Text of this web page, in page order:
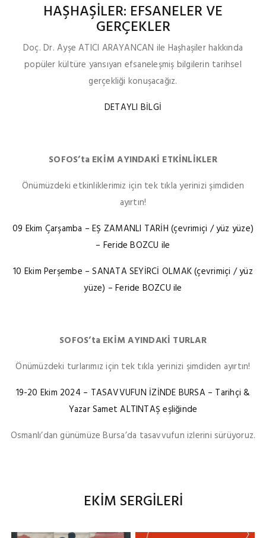
HAŞHAŞİLER: EFSANELER VE
GERÇEKLER
Doç. Dr. Ayşe ATICI ARAYANCAN ile Haşhaşiler hakkında
popüler kültüre yansıyan efsaneleşmiş bilgilerin tarihsel
gerçekliği konuşacağız.
DETAYLI BİLGİ
SOFOS’ta EKİM AYINDAKİ ETKİNLİKLER
Önümüzdeki etkinliklerimiz için tek tıkla yerinizi şimdiden
ayırtın!
09 Ekim Çarşamba – EŞ ZAMANLI TARİH (çevrimiçi / yüz yüze)
– Feride BOZCU ile
10 Ekim Perşembe – SANATA SEYİRCİ OLMAK (çevrimiçi / yüz
yüze) –Feride BOZCU ile
SOFOS’ta EKİM AYINDAKİ TURLAR
Önümüzdeki turlarımız için tek tıkla yerinizi şimdiden ayırtın!
19-20 Ekim 2024 – TASAVVUFUN İZİNDE BURSA – Tarihçi &
Yazar Samet ALTINTAŞ eşliğinde
Osmanlı’dan günümüze Bursa’da tasavvufun izlerini sürüyoruz.
EKİM SERGİLERİ